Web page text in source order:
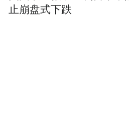
止崩盘式下跌